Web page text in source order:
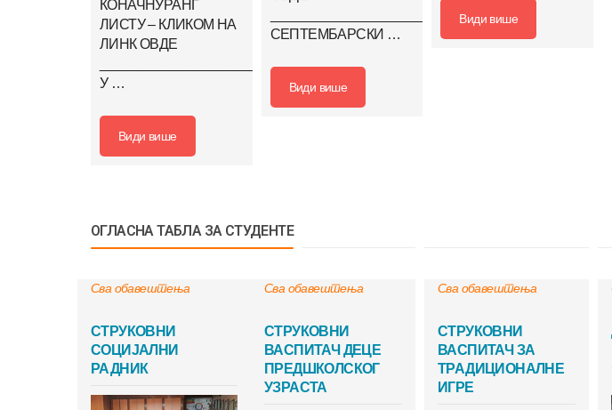
КОНАЧНУРАНГ
ЛИСТУ – КЛИКОМ НА
ЛИНК ОВДЕ
У …
Види више
СЕПТЕМБАРСКИ …
Види више
Види више
ОГЛАСНА ТАБЛА ЗА СТУДЕНТЕ
Сва обавештења
СТРУКОВНИ
СОЦИЈАЛНИ
РАДНИК
Сва обавештења
СТРУКОВНИ
ВАСПИТАЧ ДЕЦЕ
ПРЕДШКОЛСКОГ
УЗРАСТА
Сва обавештења
СТРУКОВНИ
ВАСПИТАЧ ЗА
ТРАДИЦИОНАЛНЕ
ИГРЕ